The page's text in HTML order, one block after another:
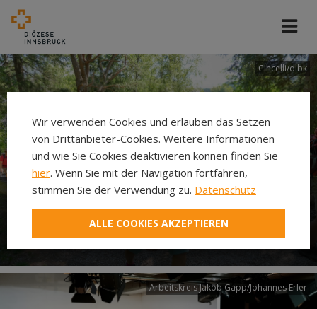
Cincelli/dibk
Neuer Pilgerweg Via
Laudato si’
Arbeitskreis Jakob Gapp/Johannes Erler
Wir verwenden Cookies und erlauben das Setzen
von Drittanbieter-Cookies. Weitere Informationen
und wie Sie Cookies deaktivieren können finden Sie
hier. Wenn Sie mit der Navigation fortfahren,
stimmen Sie der Verwendung zu. Datenschutz
ALLE COOKIES AKZEPTIEREN